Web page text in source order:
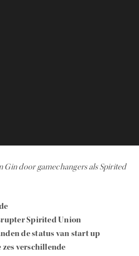
Gin door gamechangers als Spirited
Spirited Union
de status van start up
verschillende